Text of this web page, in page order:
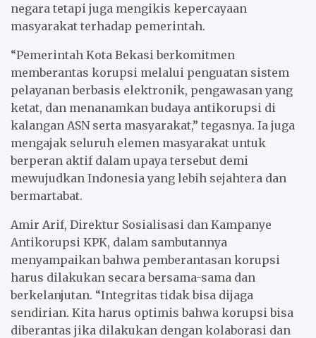
negara tetapi juga mengikis kepercayaan
masyarakat terhadap pemerintah.
“Pemerintah Kota Bekasi berkomitmen
memberantas korupsi melalui penguatan sistem
pelayanan berbasis elektronik, pengawasan yang
ketat, dan menanamkan budaya antikorupsi di
kalangan ASN serta masyarakat,” tegasnya. Ia juga
mengajak seluruh elemen masyarakat untuk
berperan aktif dalam upaya tersebut demi
mewujudkan Indonesia yang lebih sejahtera dan
bermartabat.
Amir Arif, Direktur Sosialisasi dan Kampanye
Antikorupsi KPK, dalam sambutannya
menyampaikan bahwa pemberantasan korupsi
harus dilakukan secara bersama-sama dan
berkelanjutan. “Integritas tidak bisa dijaga
sendirian. Kita harus optimis bahwa korupsi bisa
diberantas jika dilakukan dengan kolaborasi dan